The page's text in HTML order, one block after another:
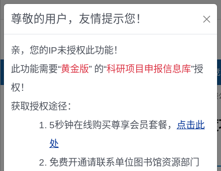
公众版
首页 科研项目库 项目指南库 奖项
> 2026年国家社会科学基金年度项目申报
2026年国家社会科学基金年
发布机构：
尊敬的用户，友情提示您！
亲，您的IP未授权此功能！
此功能需要“黄金版” 的“科研项目申报信息库”授
权！
获取授权途径：
5秒钟在线购买尊享会员套餐， 点击此
处
免费开通请联系单位图书馆资源部门